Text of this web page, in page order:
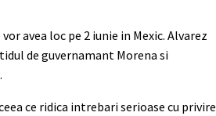
avea loc pe 2 iunie in Mexic. Alvarez
de guvernamant Morena si
ce ridica intrebari serioase cu privire